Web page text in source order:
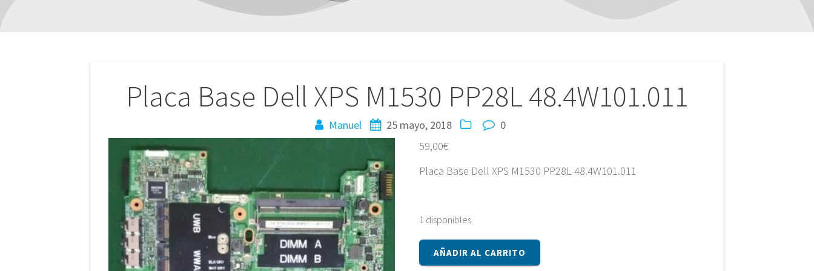
Placa Base Dell XPS M1530 PP28L 48.4W101.011
Manuel 25 mayo, 2018
0
59,00€
Placa Base Dell XPS M1530 PP28L 48.4W101.011
1 disponibles
Placa
Base
AÑADIR AL CARRITO
Navegación
entradas